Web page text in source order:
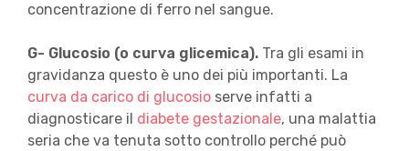
concentrazione di ferro nel sangue.
G- Glucosio (o curva glicemica).Tra gli esami in
gravidanza questo è uno dei più importanti. La
curva da carico di glucosioserve infatti a
diagnosticare il diabete gestazionale, una malattia
seria che va tenuta sotto controllo perché può